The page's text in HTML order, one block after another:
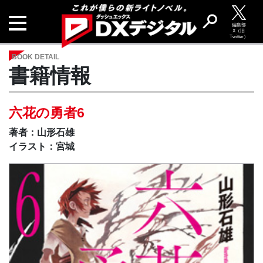
編集部
X（旧
Twitter）
BOOK DETAIL
書籍情報
六花の勇者6
著者：山形石雄
イラスト：宮城